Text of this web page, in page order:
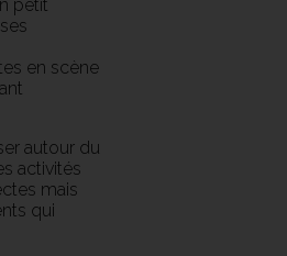
petit
en scène
autour du
activités
mais
qui